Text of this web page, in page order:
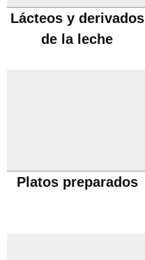
Lácteos y derivados
de la leche
Platos preparados